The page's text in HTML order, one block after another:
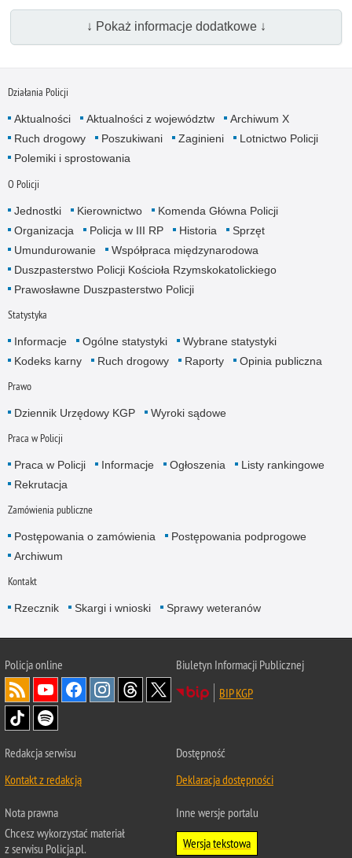
↓ Pokaż informacje dodatkowe ↓
Działania Policji
Aktualności Aktualności z województw
Archiwum X
Ruch drogowy
Poszukiwani Zaginieni
Lotnictwo Policji
Polemiki i sprostowania
O Policji
Jednostki Kierownictwo
Komenda Główna Policji
Organizacja
Policja w III RP Historia
Sprzęt
Umundurowanie
Współpraca międzynarodowa
Duszpasterstwo Policji Kościoła Rzymskokatolickiego
Prawosławne Duszpasterstwo Policji
Statystyka
Informacje Ogólne statystyki
Wybrane statystyki
Kodeks karny
Ruch drogowy Raporty Opinia publiczna
Prawo
Dziennik Urzędowy KGP Wyroki sądowe
Praca w Policji
Praca w Policji Informacje Ogłoszenia
Listy rankingowe
Rekrutacja
Zamówienia publiczne
Postępowania o zamówienia
Postępowania podprogowe
Archiwum
Kontakt
Rzecznik Skargi i wnioski Sprawy weteranów
Policjaonline
Biuletyn Informacji Publicznej
BIP KGP
Redakcja serwisu
Kontakt z redakcją
Dostępność
Deklaracja dostępności
Nota prawna
Chcesz wykorzystać materiał
z serwisu Policja.pl.
Inne wersje portalu
Wersja tekstowa